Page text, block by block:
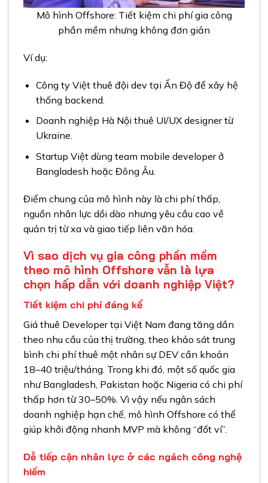
Mô hình Offshore: Tiết kiệm chi phí gia công
phần mềm nhưng không đơn giản
Ví dụ:
Công ty Việt thuê đội dev tại Ấn Độ để xây hệ
thống backend.
Doanh nghiệp Hà Nội thuê UI/UX designer từ
Ukraine.
Startup Việt dùng team mobile developer ở
Bangladesh hoặc Đông Âu.
Điểm chung của mô hình này là chi phí thấp,
nguồn nhân lực dồi dào nhưng yêu cầu cao về
quản trị từ xa và giao tiếp liên văn hóa.
Vì sao dịch vụ gia công phần mềm
theo mô hình Offshore vẫn là lựa
chọn hấp dẫn với doanh nghiệp Việt?
Tiết kiệm chi phí đáng kể
Giá thuê Developer tại Việt Nam đang tăng dần
theo nhu cầu của thị trường, theo khảo sát trung
bình chi phí thuê một nhân sự DEV cần khoản
18–40 triệu/tháng. Trong khi đó, một số quốc gia
như Bangladesh, Pakistan hoặc Nigeria có chi phí
thấp hơn từ 30–50%. Vì vậy nếu ngân sách
doanh nghiệp hạn chế, mô hình Offshore có thể
giúp khởi động nhanh MVP mà không “đốt ví”.
Dễ tiếp cận nhân lực ở các ngách công nghệ
hiếm